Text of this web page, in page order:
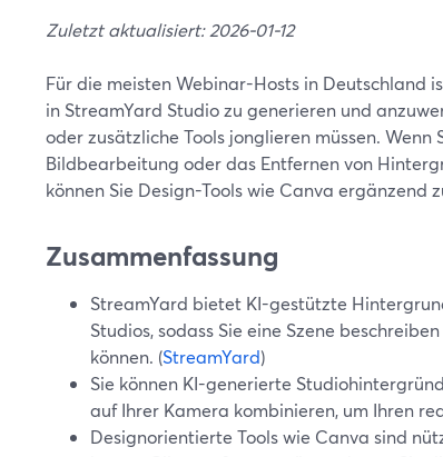
Zuletzt aktualisiert: 2026-01-12
Für die meisten Webinar-Hosts in Deutschland
in StreamYard Studio zu generieren und
oder zusätzliche Tools jonglieren müssen.
Bildbearbeitung oder das Entfernen von
können Sie Design-Tools wie Canva ergänzend
Zusammenfassung
StreamYard bietet KI-gestützte
Studios, sodass Sie eine Szene
können. (StreamYard)
Sie können KI-generierte
auf Ihrer Kamera kombinieren, um Ihren
Designorientierte Tools wie Canva sind